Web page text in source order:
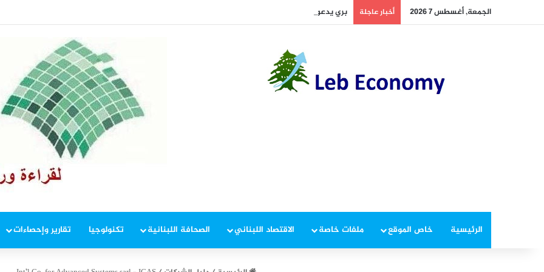
الجمعة, أغسطس 7 2026 أخبار عاجلة بري يدعو الى عقد جلسة عامة يومي الثلاثاء والاربعاء
الرئيسية خاص الموقع ملفات خاصة الاقتصاد اللبناني الصحافة اللبنانية تكنولوجيا تقارير وإحصاءات